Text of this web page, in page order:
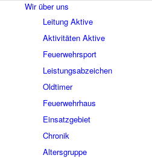
Wir über uns
Leitung Aktive
Aktivitäten Aktive
Feuerwehrsport
Leistungsabzeichen
Oldtimer
Feuerwehrhaus
Einsatzgebiet
Chronik
Altersgruppe